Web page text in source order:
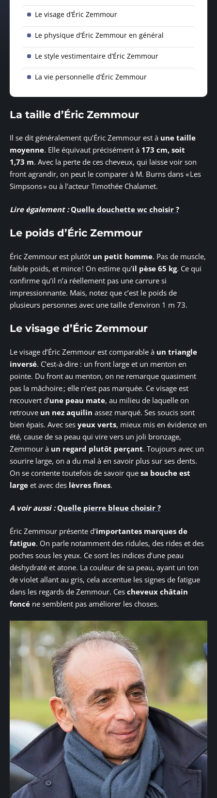
Le visage d’Éric Zemmour
Le physique d’Éric Zemmour en général
Le style vestimentaire d’Éric Zemmour
La vie personnelle d’Éric Zemmour
La taille d’Éric Zemmour
Il se dit généralement qu’Éric Zemmour est à une taille
moyenne. Elle équivaut précisément à 173 cm, soit
1,73 m. Avec la perte de ces cheveux, qui laisse voir son
front agrandir, on peut le comparer à M. Burns dans « Les
Simpsons » ou à l’acteur Timothée Chalamet.
Lire également : Quelle douchette wc choisir ?
Le poids d’Éric Zemmour
Éric Zemmour est plutôt un petit homme. Pas de muscle,
faible poids, et mince ! On estime qu’il pèse 65 kg. Ce qui
confirme qu’il n’a réellement pas une carrure si
impressionnante. Mais, notez que c’est le poids de
plusieurs personnes avec une taille d’environ 1 m 73.
Le visage d’Éric Zemmour
Le visage d’Éric Zemmour est comparable à un triangle
inversé. C’est-à-dire : un front large et un menton en
pointe. Du front au menton, on ne remarque quasiment
pas la mâchoire ; elle n’est pas marquée. Ce visage est
recouvert d’une peau mate, au milieu de laquelle on
retrouve un nez aquilin assez marqué. Ses soucis sont
bien épais. Avec ses yeux verts, mieux mis en évidence en
été, cause de sa peau qui vire vers un joli bronzage,
Zemmour à un regard plutôt perçant. Toujours avec un
sourire large, on a du mal à en savoir plus sur ses dents.
On se contente toutefois de savoir que sa bouche est
large et avec des lèvres fines.
A voir aussi : Quelle pierre bleue choisir ?
Éric Zemmour présente d’importantes marques de
fatigue. On parle notamment des ridules, des rides et des
poches sous les yeux. Ce sont les indices d’une peau
déshydraté et atone. La couleur de sa peau, ayant un ton
de violet allant au gris, cela accentue les signes de fatigue
dans les regards de Zemmour. Ces cheveux châtain
foncé ne semblent pas améliorer les choses.